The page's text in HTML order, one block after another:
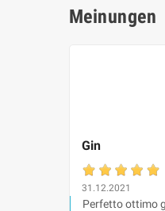
Meinungen
Gin
31.12.2021
Perfetto ottimo